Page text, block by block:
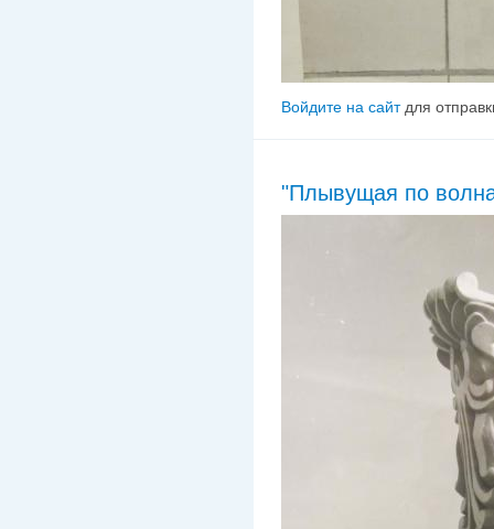
Войдите на сайтдля
"Плывущая по